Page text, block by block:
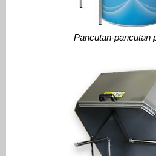
Pancutan-pancutan